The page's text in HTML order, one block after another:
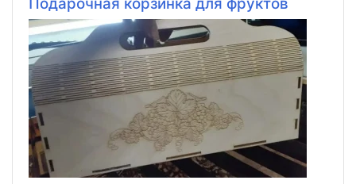
Подарочная корзинка для фруктов